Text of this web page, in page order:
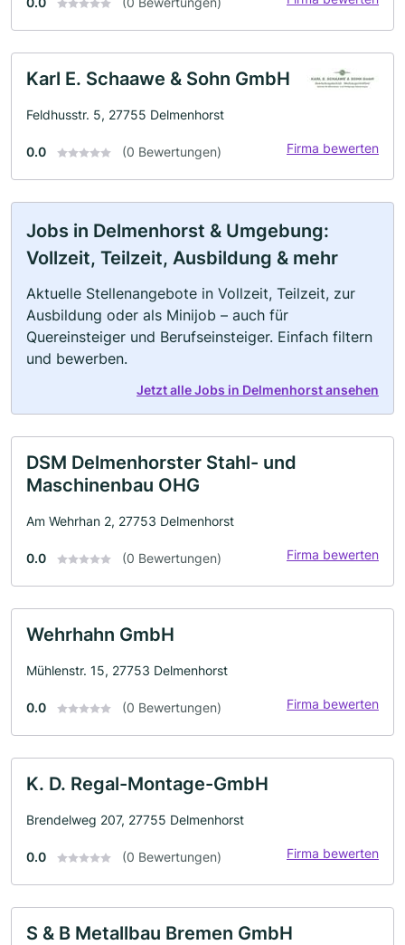
Karl E. Schaawe & Sohn GmbH
Feldhusstr. 5, 27755 Delmenhorst
0.0 (0 Bewertungen) Firma bewerten
Jobs in Delmenhorst & Umgebung:
Vollzeit, Teilzeit, Ausbildung & mehr
Aktuelle Stellenangebote in Vollzeit, Teilzeit, zur
Ausbildung oder als Minijob – auch für
Quereinsteiger und Berufseinsteiger. Einfach filtern
und bewerben.
Jetzt alle Jobs in Delmenhorst ansehen
DSM Delmenhorster Stahl- und
Maschinenbau OHG
Am Wehrhan 2, 27753 Delmenhorst
0.0 (0 Bewertungen) Firma bewerten
Wehrhahn GmbH
Mühlenstr. 15, 27753 Delmenhorst
0.0 (0 Bewertungen) Firma bewerten
K. D. Regal-Montage-GmbH
Brendelweg 207, 27755 Delmenhorst
0.0 (0 Bewertungen) Firma bewerten
S & B Metallbau Bremen GmbH